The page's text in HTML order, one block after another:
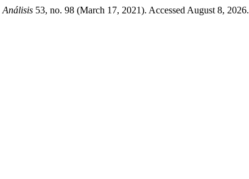
Análisis 53, no. 98 (March 17, 2021). Accessed August 8, 2026.